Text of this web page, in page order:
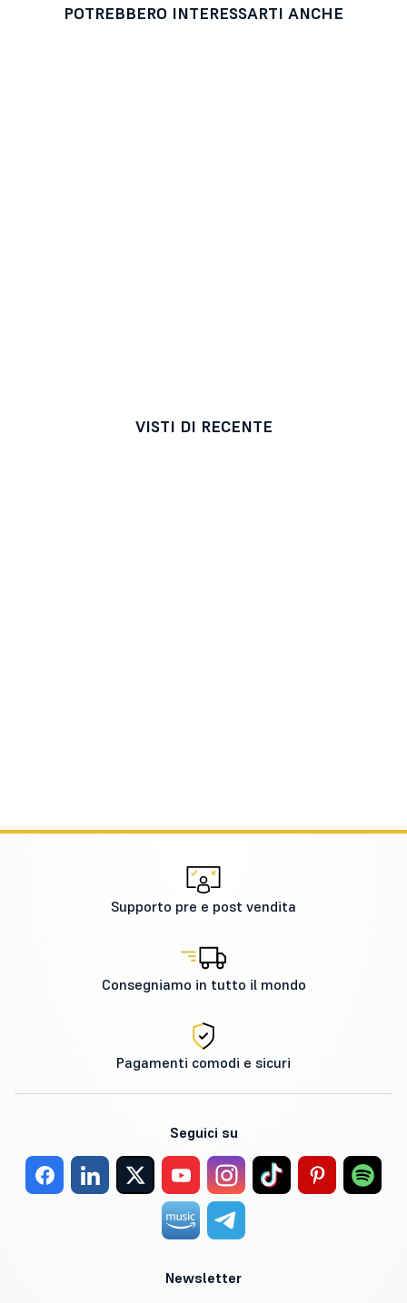
POTREBBERO INTERESSARTI ANCHE
VISTI DI RECENTE
Supporto pre e post vendita
Consegniamo in tutto il mondo
Pagamenti comodi e sicuri
Seguici su
Newsletter